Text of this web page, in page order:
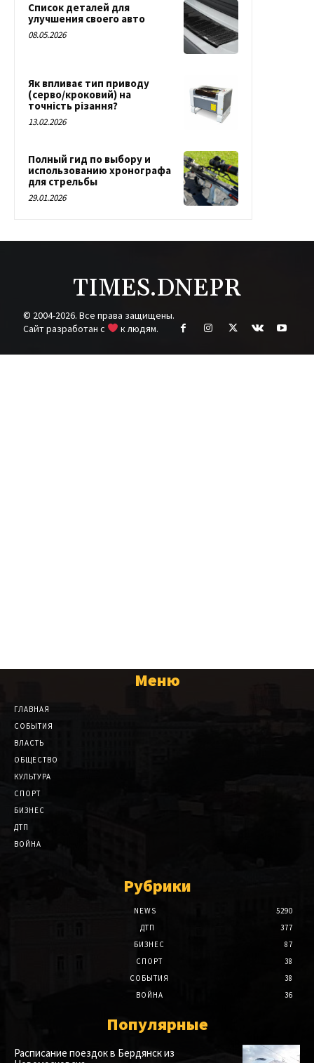
Список деталей для
улучшения своего авто
08.05.2026
Як впливає тип приводу
(серво/кроковий) на
точність різання?
13.02.2026
Полный гид по выбору и
использованию хронографа
для стрельбы
29.01.2026
TIMES.DNEPR
© 2004-2026. Все права защищены.
Cайт разработан с
к людям.
Меню
ГЛАВНАЯ
СОБЫТИЯ
ВЛАСТЬ
ОБЩЕСТВО
КУЛЬТУРА
СПОРТ
БИЗНЕС
ДТП
ВОЙНА
Рубрики
NEWS
5290
ДТП
377
БИЗНЕС
87
СПОРТ
38
СОБЫТИЯ
38
ВОЙНА
36
Популярные
Расписание поездок в Бердянск из